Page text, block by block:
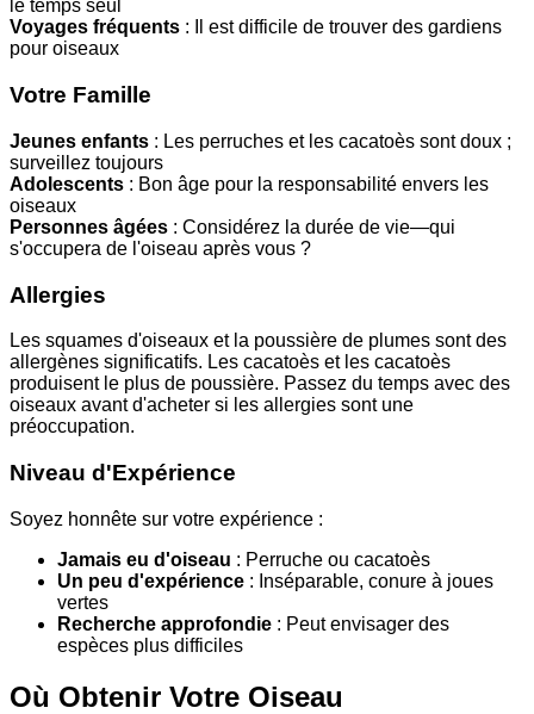
le temps seul
Voyages fréquents : Il est difficile de trouver des gardiens
pour oiseaux
Votre Famille
Jeunes enfants : Les perruches et les cacatoès sont doux ;
surveillez toujours
Adolescents : Bon âge pour la responsabilité envers les
oiseaux
Personnes âgées : Considérez la durée de vie—qui
s'occupera de l'oiseau après vous ?
Allergies
Les squames d'oiseaux et la poussière de plumes sont des
allergènes significatifs. Les cacatoès et les cacatoès
produisent le plus de poussière. Passez du temps avec des
oiseaux avant d'acheter si les allergies sont une
préoccupation.
Niveau d'Expérience
Soyez honnête sur votre expérience :
Jamais eu d'oiseau : Perruche ou cacatoès
Un peu d'expérience : Inséparable, conure à joues
vertes
Recherche approfondie : Peut envisager des
espèces plus difficiles
Où Obtenir Votre Oiseau